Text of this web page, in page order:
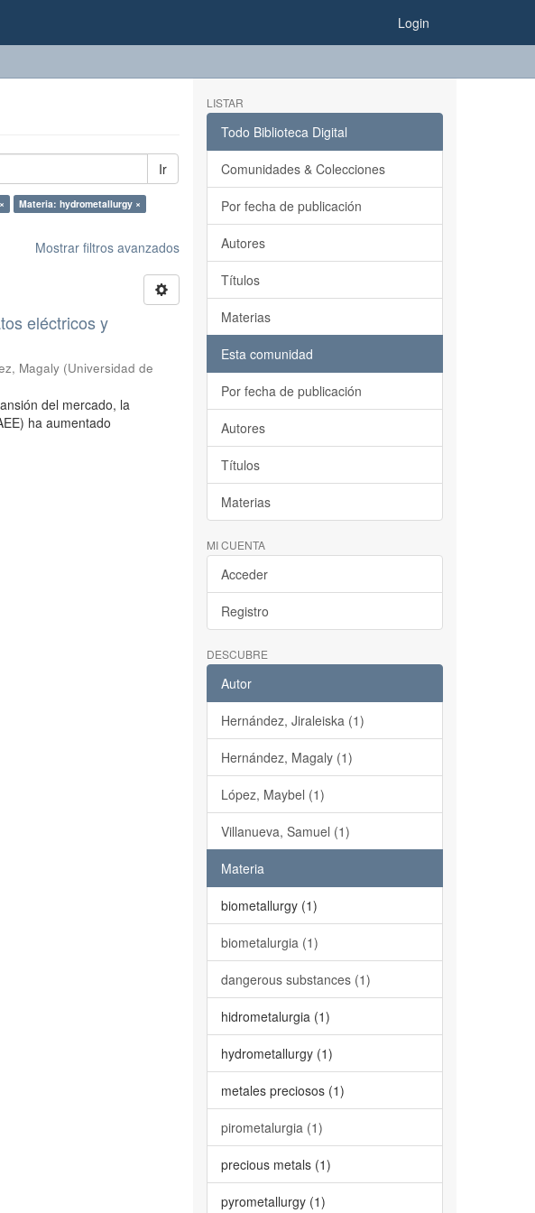
Login
Ir
Materia: hydrometallurgy ×
Mostrar filtros avanzados
eléctricos y
Magaly (Universidad de
del mercado, la
ha aumentado
LISTAR
Todo Biblioteca Digital
Comunidades & Colecciones
Por fecha de publicación
Autores
Títulos
Materias
Esta comunidad
Por fecha de publicación
Autores
Títulos
Materias
MI CUENTA
Acceder
Registro
DESCUBRE
Autor
Hernández, Jiraleiska (1)
Hernández, Magaly (1)
López, Maybel (1)
Villanueva, Samuel (1)
Materia
biometallurgy (1)
biometalurgia (1)
dangerous substances (1)
hidrometalurgia (1)
hydrometallurgy (1)
metales preciosos (1)
pirometalurgia (1)
precious metals (1)
pyrometallurgy (1)